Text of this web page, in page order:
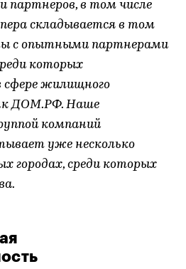
партнеров, в том числе
складывается в том
с опытными партнерами
которых
сфере жилищного
ДОМ.РФ. Наше
компаний
уже несколько
городах, среди которых